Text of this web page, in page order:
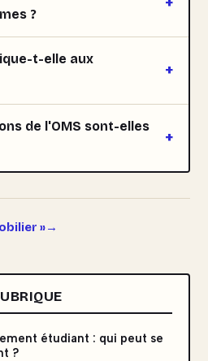
?
t-elle aux
de l'OMS sont-elles
»
étudiant : qui peut se
?